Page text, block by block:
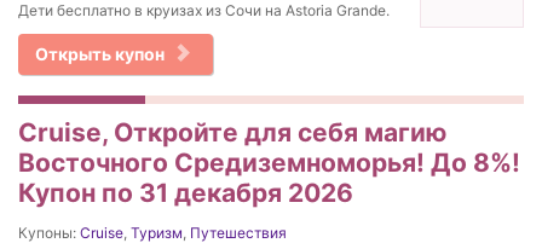
Дети бесплатно в круизах из Сочи на Astoria Grande.
Открыть купон
Cruise, Откройте для себя магию
Восточного Средиземноморья! До 8%!
Купон по 31 декабря 2026
Купоны: Cruise, Туризм, Путешествия